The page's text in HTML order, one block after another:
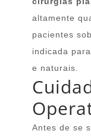
altamente
pacientes
indicada
e naturais.
Antes de se